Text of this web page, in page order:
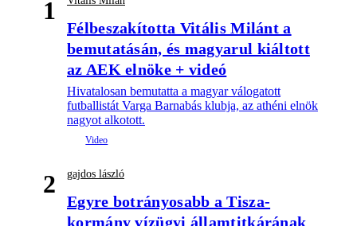
1
Félbeszakította Vitális Milánt a
bemutatásán, és magyarul kiáltott
az AEK elnöke + videó
Hivatalosan bemutatta a magyar válogatott
futballistát Varga Barnabás klubja, az athéni elnök
nagyot alkotott.
2 gajdos lászló
Egyre botrányosabb a Tisza-
kormány vízügyi államtitkárának